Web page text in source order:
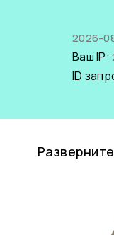
2026-
Ваш IP:
ID